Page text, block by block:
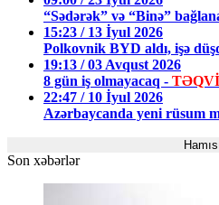
“Sədərək” və “Binə”
15:23 / 13 İyul 2026
Polkovnik BYD aldı, işə
19:13 / 03 Avqust 2026
8 gün iş olmayacaq -
22:47 / 10 İyul 2026
Azərbaycanda yeni rüsum
Son xəbərlər